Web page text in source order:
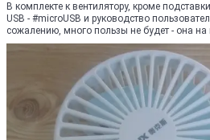
В комплекте к вентилятору, кроме
USB - #microUSB и руководство
сожалению, много пользы не будет - она на